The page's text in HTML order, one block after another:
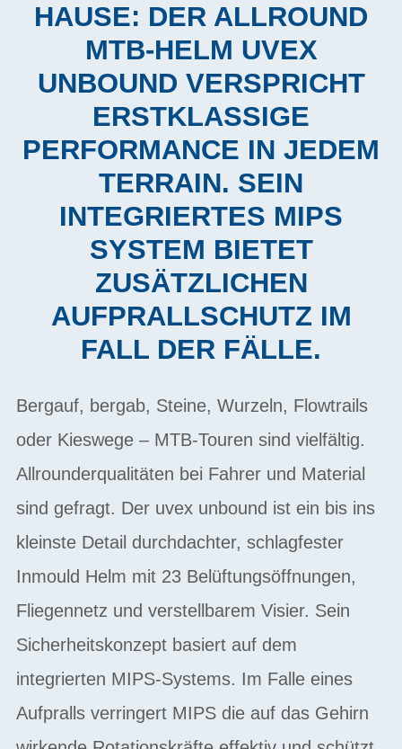
HAUSE: DER ALLROUND
MTB-HELM UVEX
UNBOUND VERSPRICHT
ERSTKLASSIGE
PERFORMANCE IN JEDEM
TERRAIN. SEIN
INTEGRIERTES MIPS
SYSTEM BIETET
ZUSÄTZLICHEN
AUFPRALLSCHUTZ IM
FALL DER FÄLLE.
Bergauf, bergab, Steine, Wurzeln, Flowtrails
oder Kieswege – MTB-Touren sind vielfältig.
Allrounderqualitäten bei Fahrer und Material
sind gefragt. Der uvex unbound ist ein bis ins
kleinste Detail durchdachter, schlagfester
Inmould Helm mit 23 Belüftungsöffnungen,
Fliegennetz und verstellbarem Visier. Sein
Sicherheitskonzept basiert auf dem
integrierten MIPS-Systems. Im Falle eines
Aufpralls verringert MIPS die auf das Gehirn